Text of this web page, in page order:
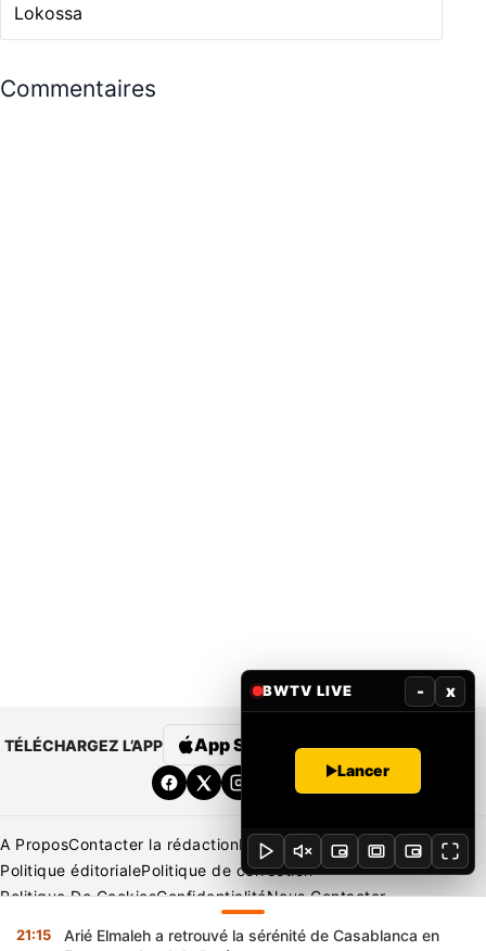
Lokossa
Commentaires
TÉLÉCHARGEZ L’APP App Store Google Play
A ProposContacter la rédactionRédaction Mentions légales
Politique éditorialePolitique de correction
Politique De CookiesConfidentialitéNous Contacter
21:15
Arié Elmaleh a retrouvé la sérénité de Casablanca en
BWTV LIVE - x
Lancer